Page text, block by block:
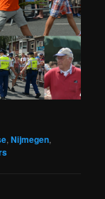
,Nijmegen,